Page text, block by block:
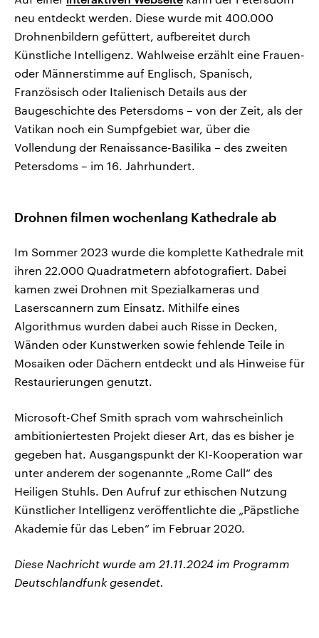
neu entdeckt werden. Diese wurde mit 400.000
Drohnenbildern gefüttert, aufbereitet durch
Künstliche Intelligenz. Wahlweise erzählt eine Frauen-
oder Männerstimme auf Englisch, Spanisch,
Französisch oder Italienisch Details aus der
Baugeschichte des Petersdoms – von der Zeit, als der
Vatikan noch ein Sumpfgebiet war, über die
Vollendung der Renaissance-Basilika – des zweiten
Petersdoms – im 16. Jahrhundert.
Drohnen filmen wochenlang Kathedrale ab
Im Sommer 2023 wurde die komplette Kathedrale mit
ihren 22.000 Quadratmetern abfotografiert. Dabei
kamen zwei Drohnen mit Spezialkameras und
Laserscannern zum Einsatz. Mithilfe eines
Algorithmus wurden dabei auch Risse in Decken,
Wänden oder Kunstwerken sowie fehlende Teile in
Mosaiken oder Dächern entdeckt und als Hinweise für
Restaurierungen genutzt.
Microsoft-Chef Smith sprach vom wahrscheinlich
ambitioniertesten Projekt dieser Art, das es bisher je
gegeben hat. Ausgangspunkt der KI-Kooperation war
unter anderem der sogenannte „Rome Call“ des
Heiligen Stuhls. Den Aufruf zur ethischen Nutzung
Künstlicher Intelligenz veröffentlichte die „Päpstliche
Akademie für das Leben“ im Februar 2020.
Diese Nachricht wurde am 21.11.2024 im Programm
Deutschlandfunk gesendet.